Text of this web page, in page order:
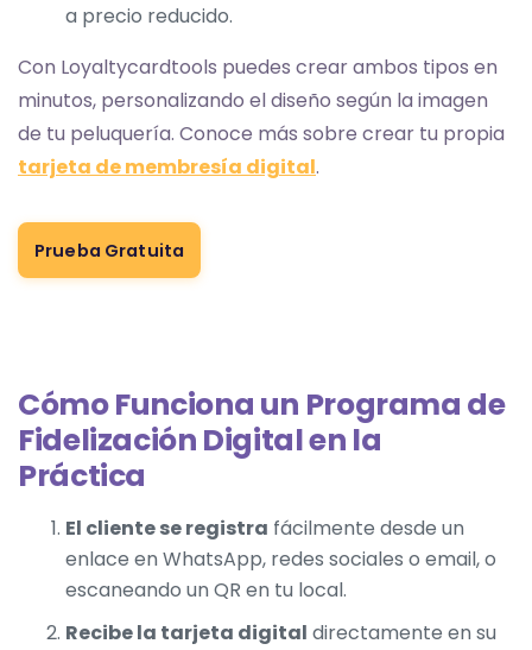
a precio reducido.
Con Loyaltycardtools puedes crear ambos tipos en
minutos, personalizando el diseño según la imagen
de tu peluquería. Conoce más sobre crear tu propia
tarjeta de membresía digital.
Prueba Gratuita
Cómo Funciona un Programa de
Fidelización Digital en la
Práctica
El cliente se registra fácilmente desde un
enlace en WhatsApp, redes sociales o email, o
escaneando un QR en tu local.
Recibe la tarjeta digital directamente en su